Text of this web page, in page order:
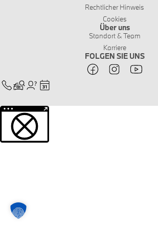
Rechtlicher Hinweis
Cookies
Über uns
Standort & Team
Karriere
FOLGEN SIE UNS
Weitere Informationen über den gesperrten Inhalt.